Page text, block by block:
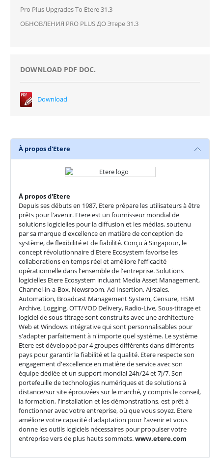
Pro Plus Upgrades To Etere 31.3
ОБНОВЛЕНИЯ PRO PLUS ДО Этере 31.3
DOWNLOAD PDF DOC.
Download
À propos d'Etere
À propos d'Etere
Depuis ses débuts en 1987, Etere prépare les utilisateurs à être
prêts pour l'avenir. Etere est un fournisseur mondial de
solutions logicielles pour la diffusion et les médias, soutenu
par sa marque d'excellence en matière de conception de
système, de flexibilité et de fiabilité. Conçu à Singapour, le
concept révolutionnaire d'Etere Ecosystem favorise les
collaborations en temps réel et améliore l'efficacité
opérationnelle dans l'ensemble de l'entreprise. Solutions
logicielles Etere Ecosystem incluant Media Asset Management,
Channel-in-a-Box, Newsroom, Ad Insertion, Airsales,
Automation, Broadcast Management System, Censure, HSM
Archive, Logging, OTT/VOD Delivery, Radio-Live, Sous-titrage et
logiciel de sous-titrage sont construits avec une architecture
Web et Windows intégrative qui sont personnalisables pour
s'adapter parfaitement à n'importe quel système. Le système
Etere est développé par 4 groupes différents dans différents
pays pour garantir la fiabilité et la qualité. Etere respecte son
engagement d'excellence en matière de service avec son
équipe dédiée et un support mondial 24h/24 et 7j/7. Son
portefeuille de technologies numériques et de solutions à
distance/sur site éprouvées sur le marché, y compris le conseil,
la formation, l'installation et les démonstrations, est prêt à
fonctionner avec votre entreprise, où que vous soyez. Etere
améliore votre capacité d'adaptation pour l'avenir et vous
donne les outils logiciels nécessaires pour propulser votre
entreprise vers de plus hauts sommets.www.etere.com